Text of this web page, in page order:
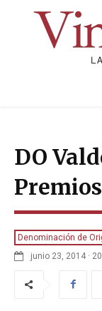
DO
Denominación de
junio 23, 2014 ·